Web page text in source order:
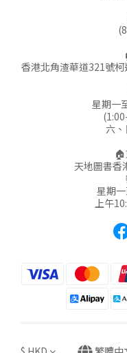
香港北角渣華道321號
星期一
六
天地圖書香
星期
上午